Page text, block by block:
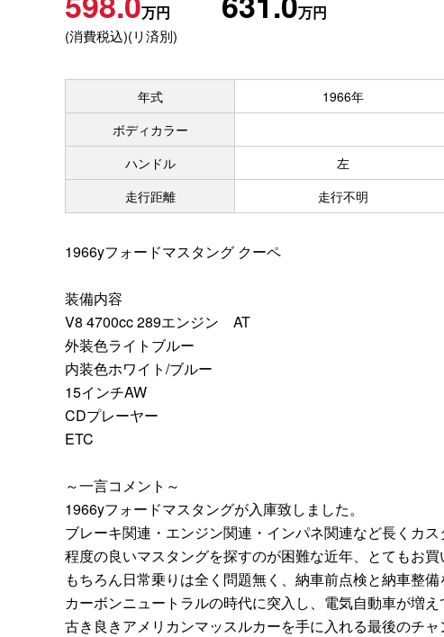
万円
(消費税込)(リ済別)
万円
年式 1966年
ボディカラー
ハンドル
左
走行距離
走行不明
1966yフォードマスタング クーペ
装備内容
V8 4700cc 289エンジン AT
外装色ライトブルー
内装色ホワイト/ブルー
15インチAW
CDプレーヤー
ETC
～一言コメント～
1966yフォードマスタングが入庫致しました。
ブレーキ関連・エンジン関連・インパネ関連など長くカ
程度の良いマスタングを探すのが困難な近年、とてもお買
もちろん日常乗りは全く問題無く、納車前点検と納車整備
カーボンニュートラルの時代に突入し、電気自動車が増え
古き良きアメリカンマッスルカーを手に入れる最後のチャ